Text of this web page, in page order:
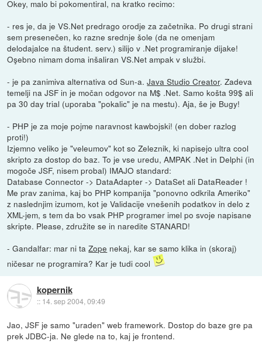
Okey, malo bi pokomentiral, na kratko recimo:
- res je, da je VS.Net predrago orodje za začetnika. Po drugi strani
sem presenečen, ko razne srednje šole (da ne omenjam
delodajalce na študent. serv.) silijo v .Net programiranje dijake!
Oşebno nimam doma inšaliran VS.Net ampak v službi.
- je pa zanimiva alternativa od Sun-a.Java Studio Creator. Zadeva
temelji na JSF in je močan odgovor na M$ .Net. Samo košta 99$ ali
pa 30 day trial (uporaba "pokalic" je na mestu). Aja, še je Bugy!
- PHP je za moje pojme naravnost kawbojski! (en dober razlog
proti!)
Izjemno veliko je "veleumov" kot so Zeleznik, ki napisejo ultra cool
skripto za dostop do baz. To je vse uredu, AMPAK .Net in Delphi (in
mogoče JSF, nisem probal) IMAJO standard:
Database Connector -> DataAdapter -> DataSet ali DataReader !
Me prav zanima, kaj bo PHP kompanija "ponovno odkrila Ameriko"
z naslednjim izumom, kot je Validacije vnešenih podatkov in delo z
XML-jem, s tem da bo vsak PHP programer imel po svoje napisane
skripte. Please, združite se in naredite STANARD!
- Gandalfar: mar ni taZope nekaj, kar se samo klika in (skoraj)
ničesar ne programira? Kar je tudi cool
kopernik
:: 14. sep 2004, 09:49
Jao, JSF je samo "uraden" web framework. Dostop do baze gre pa
prek JDBC-ja. Ne glede na to, kaj je frontend.